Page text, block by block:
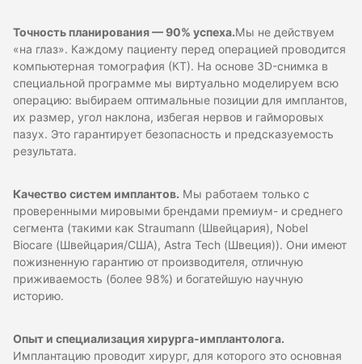
Точность планирования — 90% успеха.Мы не действуем
«на глаз». Каждому пациенту перед операцией проводится
компьютерная томография (КТ). На основе 3D-снимка в
специальной программе мы виртуально моделируем всю
операцию: выбираем оптимальные позиции для имплантов,
их размер, угол наклона, избегая нервов и гайморовых
пазух. Это гарантирует безопасность и предсказуемость
результата.
Качество систем имплантов. Мы работаем только с
проверенными мировыми брендами премиум- и среднего
сегмента (такими как Straumann (Швейцария), Nobel
Biocare (Швейцария/США), Astra Tech (Швеция)). Они имеют
пожизненную гарантию от производителя, отличную
приживаемость (более 98%) и богатейшую научную
историю.
Опыт и специализация хирурга-имплантолога.
Имплантацию проводит хирург, для которого это основная